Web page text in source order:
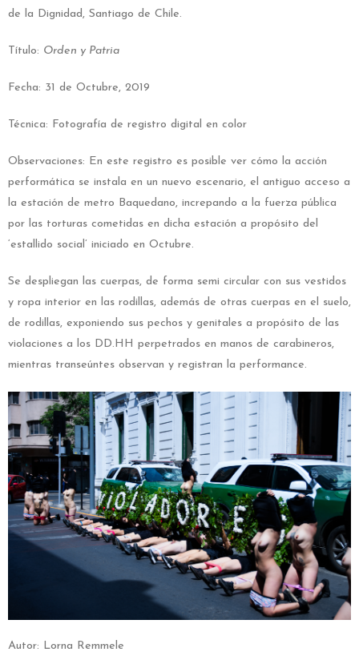
de la Dignidad, Santiago de Chile.
Título: Orden y Patria
Fecha: 31 de Octubre, 2019
Técnica: Fotografía de registro digital en color
Observaciones: En este registro es posible ver cómo la acción
performática se instala en un nuevo escenario, el antiguo acceso a
la estación de metro Baquedano, increpando a la fuerza pública
por las torturas cometidas en dicha estación a propósito del
‘estallido social’ iniciado en Octubre.
Se despliegan las cuerpas, de forma semi circular con sus vestidos
y ropa interior en las rodillas, además de otras cuerpas en el suelo,
de rodillas, exponiendo sus pechos y genitales a propósito de las
violaciones a los DD.HH perpetrados en manos de carabineros,
mientras transeúntes observan y registran la performance.
Autor: Lorna Remmele